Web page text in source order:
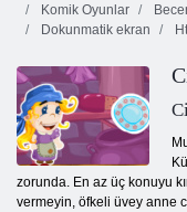
Komik Oyunlar
Dokunmatik ekran
zorunda. En az üç konuyu
vermeyin, öfkeli üvey anne